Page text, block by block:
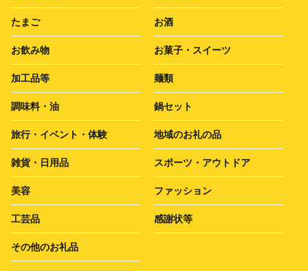
たまご お酒
お飲み物 お菓子・スイーツ
加工品等 麺類
調味料・油 鍋セット
旅行・イベント・体験 地域のお礼の品
雑貨・日用品 スポーツ・アウトドア
美容 ファッション
工芸品 感謝状等
その他のお礼品